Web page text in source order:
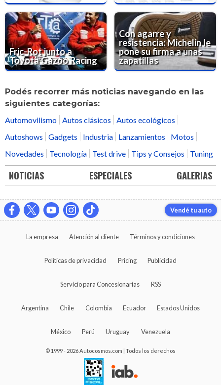
Fric-Rot junto a
Toyota Gazoo Racing
Con agarre y
resistencia: Michelin le
pone su firma a unas
zapatillas
Podés recorrer más noticias navegando en las
siguientes categorías:
Automovilismo
Autos clásicos
Autos ecológicos
Autoshows
Gadgets Industria Lanzamientos
Motos
Novedades
Tecnología Test drive Tips y Consejos Tuning
NOTICIAS ESPECIALES GALERIAS
Vendé tu auto
La empresa Atención al cliente Términos y condiciones
Políticas de privacidad Pricing Publicidad
Servicio para Concesionarias RSS
Argentina Chile Colombia Ecuador Estados Unidos
México Perú Uruguay Venezuela
© 1999 - 2026 Autocosmos.com | Todos los derechos